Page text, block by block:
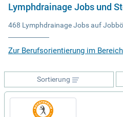
Lymphdrainage Jobs und
468 Lymphdrainage Jobs auf
Zur Berufsorientierung im
Sortierung